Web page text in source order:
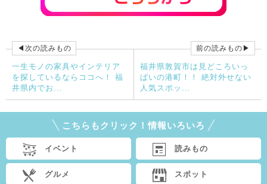
◀次の読みもの
一生モノの家具やインテリア
を探しているならココへ！ 福
井県内でお...
前の読みもの▶
福井県敦賀市は見どころいっ
ぱいの港町！！ 絶対外せない
人気スポッ...
こちらもクリック！情報いろいろ
イベント 読みもの
グルメ スポット